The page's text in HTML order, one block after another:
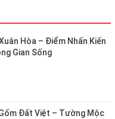
Hòa – Điểm Nhấn Kiến
Gian Sống
Đất Việt – Tường Mộc